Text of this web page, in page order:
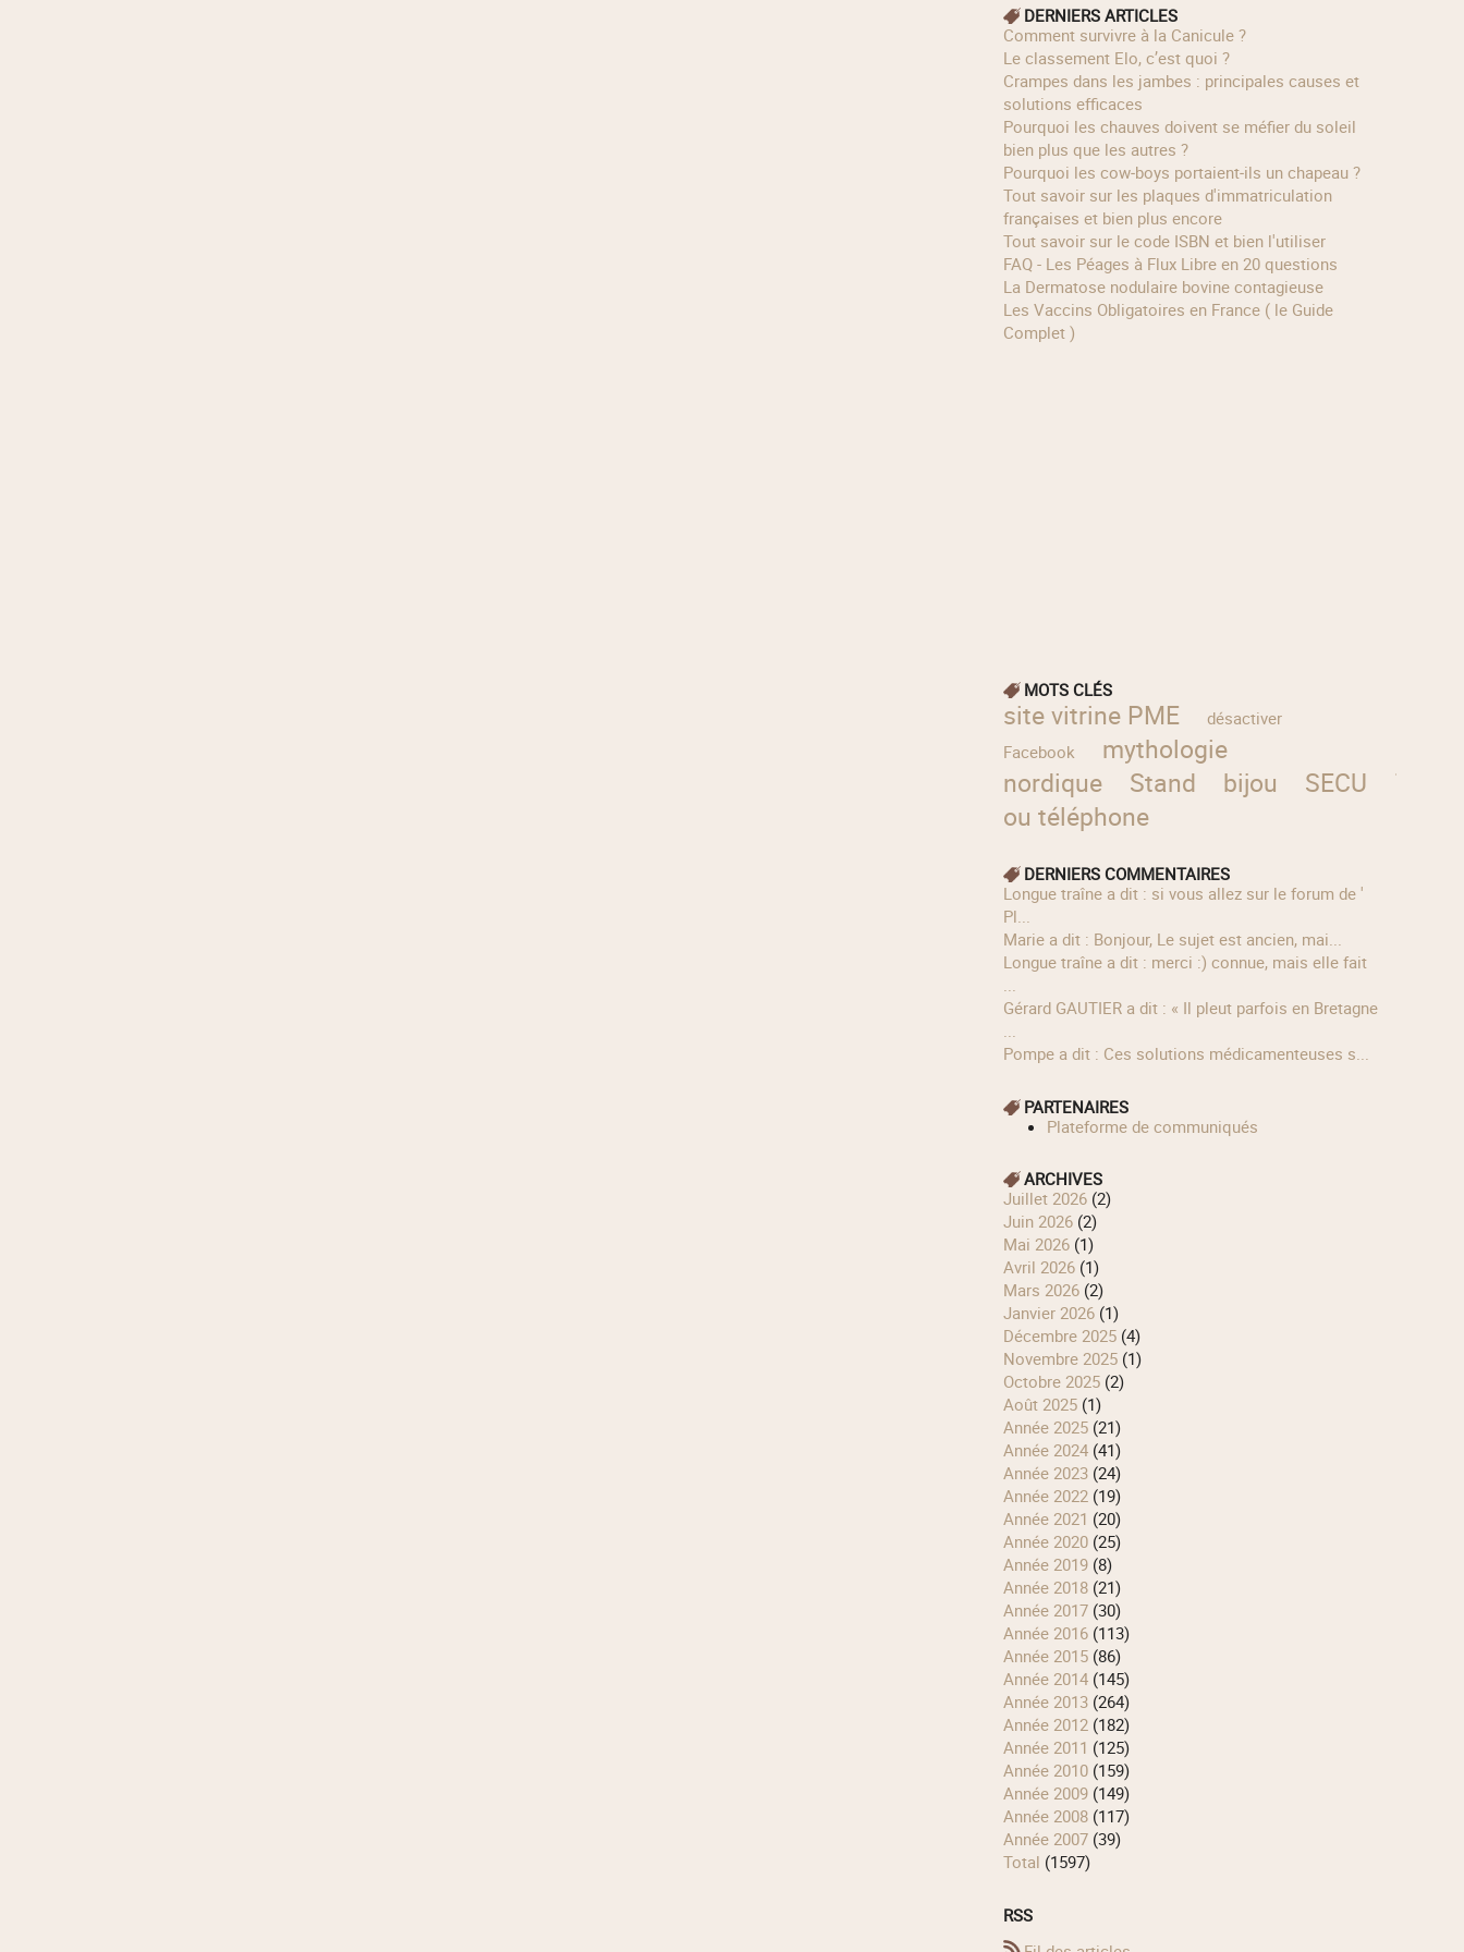
DERNIERS ARTICLES
Comment survivre à la Canicule ?
Le classement Elo, c’est quoi ?
Crampes dans les jambes : principales causes et
solutions efficaces
Pourquoi les chauves doivent se méfier du soleil
bien plus que les autres ?
Pourquoi les cow‑boys portaient‑ils un chapeau ?
Tout savoir sur les plaques d'immatriculation
françaises et bien plus encore
Tout savoir sur le code ISBN et bien l'utiliser
FAQ - Les Péages à Flux Libre en 20 questions
La Dermatose nodulaire bovine contagieuse
Les Vaccins Obligatoires en France ( le Guide
Complet )
MOTS CLÉS
site vitrine PME
désactiver
Facebook
mythologie
nordique
Stand bijou SECU
Taxe
ou téléphone
DERNIERS COMMENTAIRES
longue traîne a dit : si vous allez sur le forum de '
Pl...
Marie a dit : Bonjour, Le sujet est ancien, mai...
longue traîne a dit : merci :) connue, mais elle fait
...
Gérard GAUTIER a dit : « Il pleut parfois en Bretagne
...
Pompe a dit : Ces solutions médicamenteuses s...
PARTENAIRES
Plateforme de communiqués
ARCHIVES
juillet 2026(2)
juin 2026(2)
mai 2026(1)
avril 2026(1)
mars 2026(2)
janvier 2026(1)
décembre 2025(4)
novembre 2025(1)
octobre 2025(2)
août 2025(1)
année 2025(21)
année 2024(41)
année 2023(24)
année 2022(19)
année 2021 (20)
année 2020(25)
année 2019(8)
année 2018(21)
année 2017(30)
année 2016(113)
année 2015(86)
année 2014(145)
année 2013(264)
année 2012(182)
année 2011 (125)
année 2010(159)
année 2009(149)
année 2008(117)
année 2007(39)
total (1597)
RSS